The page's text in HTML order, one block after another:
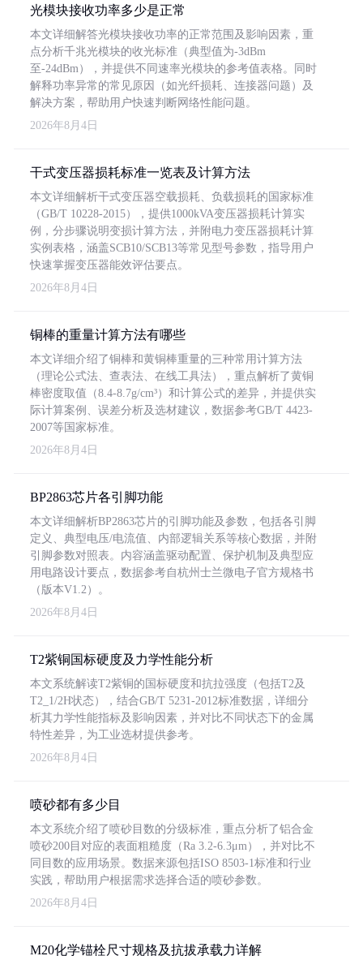
光模块接收功率多少是正常
本文详细解答光模块接收功率的正常范围及影响因素，重
点分析千兆光模块的收光标准（典型值为-3dBm
至-24dBm），并提供不同速率光模块的参考值表格。同时
解释功率异常的常见原因（如光纤损耗、连接器问题）及
解决方案，帮助用户快速判断网络性能问题。
2026年8月4日
干式变压器损耗标准一览表及计算方法
本文详细解析干式变压器空载损耗、负载损耗的国家标准
（GB/T 10228-2015），提供1000kVA变压器损耗计算实
例，分步骤说明变损计算方法，并附电力变压器损耗计算
实例表格，涵盖SCB10/SCB13等常见型号参数，指导用户
快速掌握变压器能效评估要点。
2026年8月4日
铜棒的重量计算方法有哪些
本文详细介绍了铜棒和黄铜棒重量的三种常用计算方法
（理论公式法、查表法、在线工具法），重点解析了黄铜
棒密度取值（8.4-8.7g/cm³）和计算公式的差异，并提供实
际计算案例、误差分析及选材建议，数据参考GB/T 4423-
2007等国家标准。
2026年8月4日
BP2863芯片各引脚功能
本文详细解析BP2863芯片的引脚功能及参数，包括各引脚
定义、典型电压/电流值、内部逻辑关系等核心数据，并附
引脚参数对照表。内容涵盖驱动配置、保护机制及典型应
用电路设计要点，数据参考自杭州士兰微电子官方规格书
（版本V1.2）。
2026年8月4日
T2紫铜国标硬度及力学性能分析
本文系统解读T2紫铜的国标硬度和抗拉强度（包括T2及
T2_1/2H状态），结合GB/T 5231-2012标准数据，详细分
析其力学性能指标及影响因素，并对比不同状态下的金属
特性差异，为工业选材提供参考。
2026年8月4日
喷砂都有多少目
本文系统介绍了喷砂目数的分级标准，重点分析了铝合金
喷砂200目对应的表面粗糙度（Ra 3.2-6.3μm），并对比不
同目数的应用场景。数据来源包括ISO 8503-1标准和行业
实践，帮助用户根据需求选择合适的喷砂参数。
2026年8月4日
M20化学锚栓尺寸规格及抗拔承载力详解